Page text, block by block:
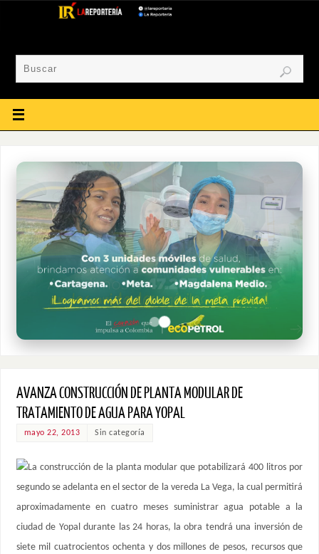
AVANZA CONSTRUCCIÓN DE PLANTA MODULAR DE
TRATAMIENTO DE AGUA PARA YOPAL
mayo 22, 2013 Sin categoría
La construcción de la planta modular que potabilizará 400 litros por
segundo se adelanta en el sector de la vereda La Vega, la cual permitirá
aproximadamente en cuatro meses suministrar agua potable a la
ciudad de Yopal durante las 24 horas, la obra tendrá una inversión de
siete mil cuatrocientos ochenta y dos millones de pesos, recursos que